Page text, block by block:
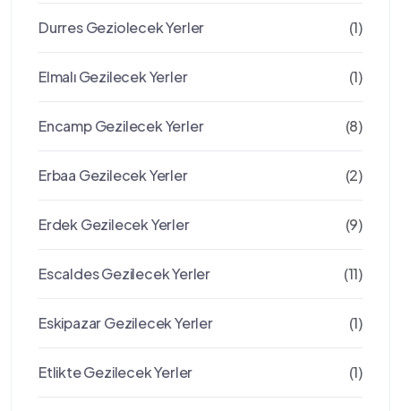
Durres Geziolecek Yerler (1)
Elmalı Gezilecek Yerler (1)
Encamp Gezilecek Yerler (8)
Erbaa Gezilecek Yerler (2)
Erdek Gezilecek Yerler (9)
Escaldes Gezilecek Yerler (11)
Eskipazar Gezilecek Yerler (1)
Etlikte Gezilecek Yerler (1)